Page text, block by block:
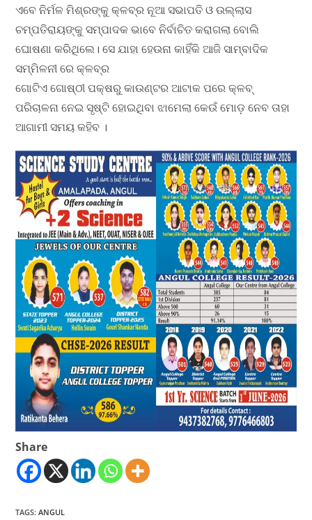
ଏବେ ନିର୍ମଳ ମିଶ୍ରଙ୍କୁ କ୍ଳବ୍‌ର ନୂଆ ସଭାପତି ଓ ଉଲ୍ଲାସ
ଚମ୍ପତିରାୟଙ୍କୁ ସମ୍ପାଦକ ଭାବେ ନିର୍ବାଚିତ କରାଗଲା ବୋଲି
ଘୋଷଣା କରିଥିଲେ। ସେ ଯାହା ହେଉନା କାହିଁକି ଆଜି ସାମ୍ବାଦିକ
ସମ୍ମିଳନୀ ରେ କ୍ଳବ୍‌ର
ଗୋଟିଏ ଗୋଷ୍ଠୀ ପକ୍ଷରୁ କାଉଣ୍ଟର ଆଟାକ ପରେ କ୍ଳବ୍‌
ପରିଚାଳନା ନେଇ ସୃଷ୍ଟି ହୋଇଥିବା ଝାମେଲା କେଉଁ ମୋଡ଼ ନେବ ତାହା
ଆଗାମୀ ସମୟ କହିବ ।
Share
TAGS:ANGUL